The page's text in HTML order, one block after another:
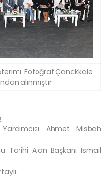
Fotoğraf Çanakkale
alınmıştır
Ahmet Misbah
Tarihi Alan Başkanı İsmail